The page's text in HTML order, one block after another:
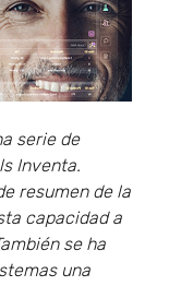
serie de
Inventa.
resumen de la
capacidad a
se ha
una